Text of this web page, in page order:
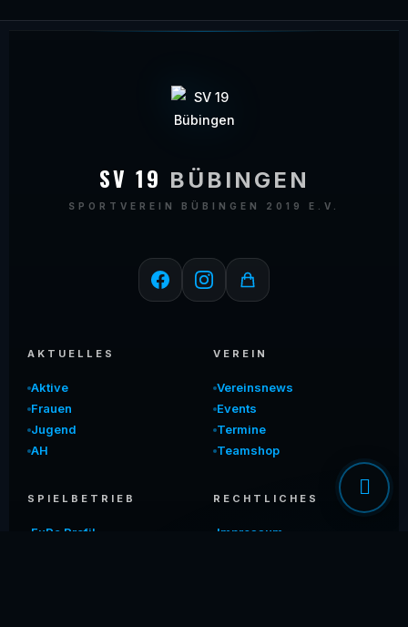
SV 19 BÜBINGEN
SPORTVEREIN BÜBINGEN 2019 E.V.
AKTUELLES
Aktive
Frauen
Jugend
AH
VEREIN
Vereinsnews
Events
Termine
Teamshop
SPIELBETRIEB
FuPa Profil
RECHTLICHES
Impressum